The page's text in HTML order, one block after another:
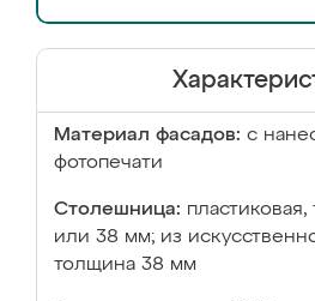
Материал фасадов: с
фотопечати
Столешница:
или 38 мм; из
толщина 38 мм